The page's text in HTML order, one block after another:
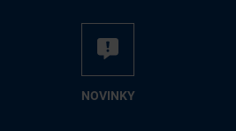
NO­VIN­KY